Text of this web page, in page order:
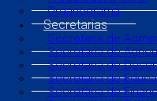
Organograma
Secretarias
Secretaria de
Secretaria de
Secretaria de
Secretaria de
Secretaria de